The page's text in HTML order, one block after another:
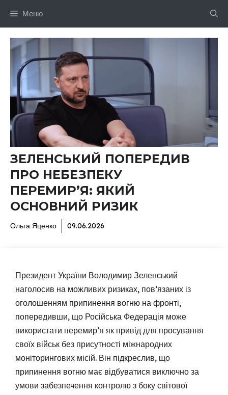
Меню
ЗЕЛЕНСЬКИЙ ПОПЕРЕДИВ
ПРО НЕБЕЗПЕКУ
ПЕРЕМИР’Я: ЯКИЙ
ОСНОВНИЙ РИЗИК
Ольга Яценко 09.06.2026
Президент України Володимир Зеленський
наголосив на можливих ризиках, пов’язаних із
оголошенням припинення вогню на фронті,
попередивши, що Російська Федерація може
використати перемир’я як привід для просування
своїх військ без присутності міжнародних
моніторингових місій. Він підкреслив, що
припинення вогню має відбуватися виключно за
умови забезпечення контролю з боку світової